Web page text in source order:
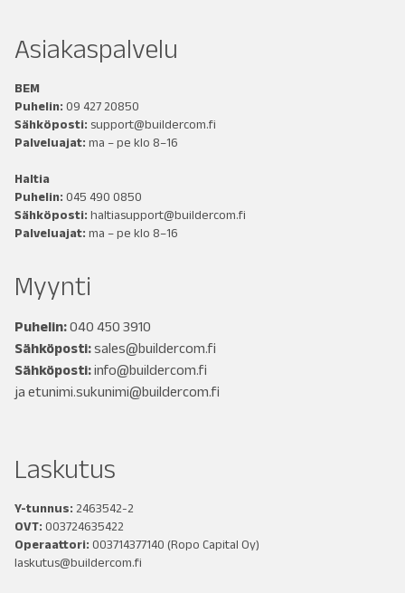
Asiakaspalvelu
BEM
Puhelin: 09 427 20850
Sähköposti: support@buildercom.fi
Palveluajat: ma – pe klo 8–16
Haltia
Puhelin: 045 490 0850
Sähköposti: haltiasupport@buildercom.fi
Palveluajat: ma – pe klo 8–16
Myynti
Puhelin:040 450 3910
Sähköposti:sales@buildercom.fi
Sähköposti:info@buildercom.fi
ja etunimi.sukunimi@buildercom.fi
Laskutus
Y-tunnus: 2463542-2
OVT: 003724635422
Operaattori: 003714377140 (Ropo Capital Oy)
laskutus@buildercom.fi